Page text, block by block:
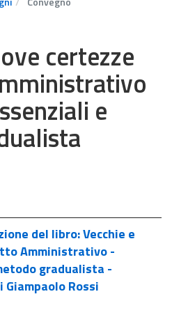
certezze
e
del libro: Vecchie e
Amministrativo -
gradualista -
Rossi